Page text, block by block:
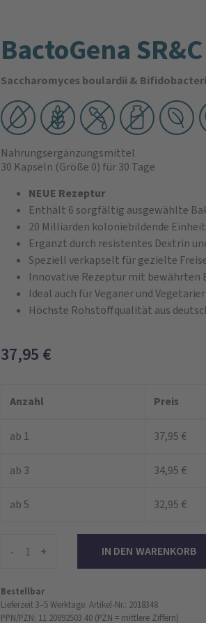
BactoGena SR&C
Saccharomyces boulardii &
Nahrungsergänzungsmittel
30 Kapseln (Größe 0) für 30 Tage
NEUE Rezeptur
Enthält 6 sorgfältig ausgewählte
20 Milliarden koloniebildende
Ergänzt durch resistentes Dextrin
Speziell verkapselt für gezielte
Innovative Rezeptur mit bewährten
Ideal auch für Veganer und
Höchste Rohstoffqualität aus
37,95 €
Anzahl Preis
ab 1 37,95 €
ab 3 34,95 €
ab 5 32,95 €
- +
Bestellbar
Lieferzeit 3–5 Werktage. Artikel-Nr.: 2018348
PPN/PZN: 11 20892503 40 (PZN = mittlere Ziffern)